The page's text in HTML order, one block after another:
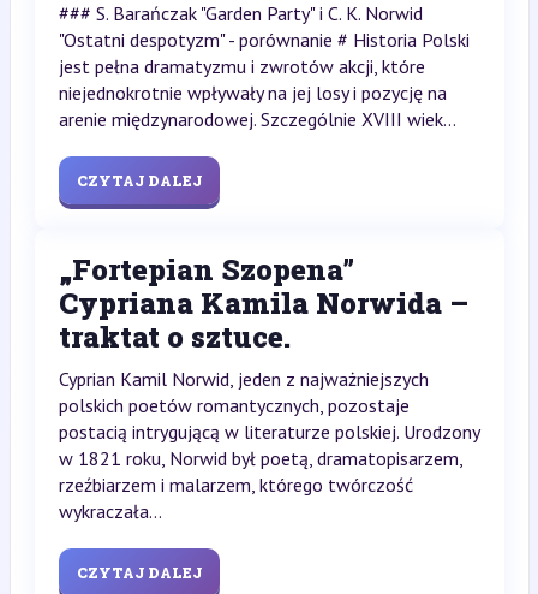
### S. Barańczak "Garden Party" i C. K. Norwid
"Ostatni despotyzm" - porównanie # Historia Polski
jest pełna dramatyzmu i zwrotów akcji, które
niejednokrotnie wpływały na jej losy i pozycję na
arenie międzynarodowej. Szczególnie XVIII wiek...
CZYTAJ DALEJ
„Fortepian Szopena”
Cypriana Kamila Norwida –
traktat o sztuce.
Cyprian Kamil Norwid, jeden z najważniejszych
polskich poetów romantycznych, pozostaje
postacią intrygującą w literaturze polskiej. Urodzony
w 1821 roku, Norwid był poetą, dramatopisarzem,
rzeźbiarzem i malarzem, którego twórczość
wykraczała...
CZYTAJ DALEJ